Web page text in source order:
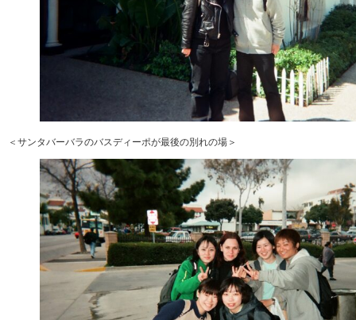
＜サンタバーバラのバスディーポが最後の別れの場＞